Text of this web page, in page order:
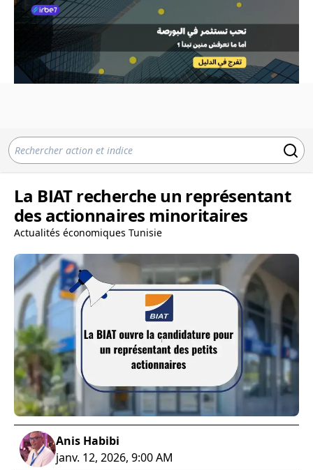
La BIAT recherche un représentant
des actionnaires minoritaires
Actualités économiques Tunisie
Anis Habibi
janv. 12, 2026, 9:00 AM